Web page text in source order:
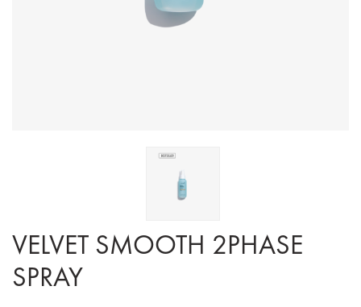
VELVET SMOOTH 2PHASE
SPRAY